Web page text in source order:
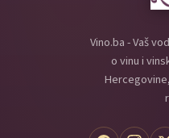
Vino.ba - Vaš
o vinu i